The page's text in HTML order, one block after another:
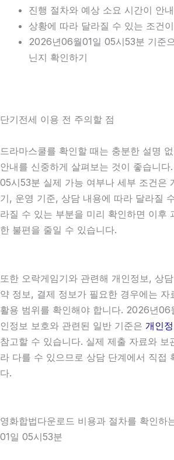
진행 절차와 예상 소요 시간이 안
상황에 따라 달라질 수 있는 조건
2026년06월01일 05시53분 기준
닌지 확인하기
단기전세 이용 전 주의할 점
드라마스쿨를 확인할 때는 충분한 설명
안내를 신중하게 살펴보는 것이 좋습니
05시53분 실제 가능 여부나 세부 조건은
기, 운영 기준, 상담 내용에 따라 달라질
라질 수 있는 부분을 미리 확인하면 이후
한 불편을 줄일 수 있습니다.
또한 오락게임기와 관련해 개인정보, 상
약 정보, 결제 정보가 필요한 경우에는 자
활용 범위를 확인해야 합니다. 2026년06
인정보 보호와 관련된 일반 기준은 개인
참고할 수 있습니다. 실제 제출 자료와 보
라 다를 수 있으므로 상담 단계에서 직접
다.
영화합법다운로드 비용과 절차를 확인하
01일 05시53분